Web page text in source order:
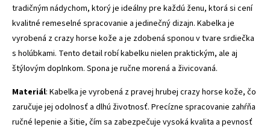
tradičným nádychom, ktorý je ideálny pre každú ženu, ktorá si cení
kvalitné remeselné spracovanie a jedinečný dizajn. Kabelka je
vyrobená z crazy horse kože a je zdobená sponou v tvare srdiečka
s holúbkami. Tento detail robí kabelku nielen praktickým, ale aj
štýlovým doplnkom. Spona je ručne morená a živicovaná.
Materiál: Kabelka je vyrobená z pravej hrubej crazy horse kože, čo
zaručuje jej odolnosť a dlhú životnosť. Precízne spracovanie zahŕňa
ručné lepenie a šitie, čím sa zabezpečuje vysoká kvalita a pevnosť